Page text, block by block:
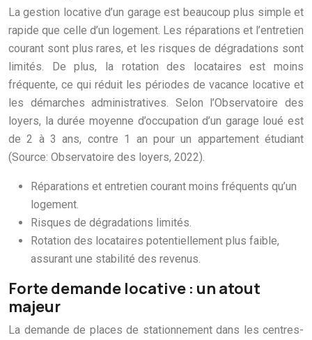
La gestion locative d’un garage est beaucoup plus simple et
rapide que celle d’un logement. Les réparations et l’entretien
courant sont plus rares, et les risques de dégradations sont
limités. De plus, la rotation des locataires est moins
fréquente, ce qui réduit les périodes de vacance locative et
les démarches administratives. Selon l’Observatoire des
loyers, la durée moyenne d’occupation d’un garage loué est
de 2 à 3 ans, contre 1 an pour un appartement étudiant
(Source: Observatoire des loyers, 2022).
Réparations et entretien courant moins fréquents qu’un
logement.
Risques de dégradations limités.
Rotation des locataires potentiellement plus faible,
assurant une stabilité des revenus.
Forte demande locative : un atout
majeur
La demande de places de stationnement dans les centres-